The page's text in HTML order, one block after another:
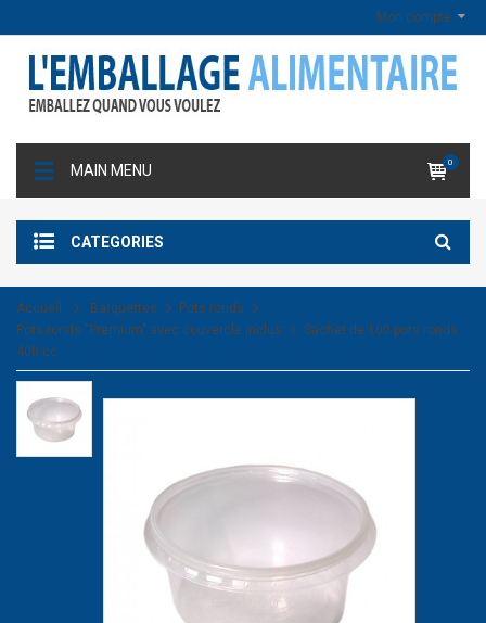
Mon compte
MAIN MENU 0
CATEGORIES
Accueil Barquettes
Pots ronds
Pots ronds "Premium" avec couvercle inclus
Sachet de 100 pots ronds
400 cc